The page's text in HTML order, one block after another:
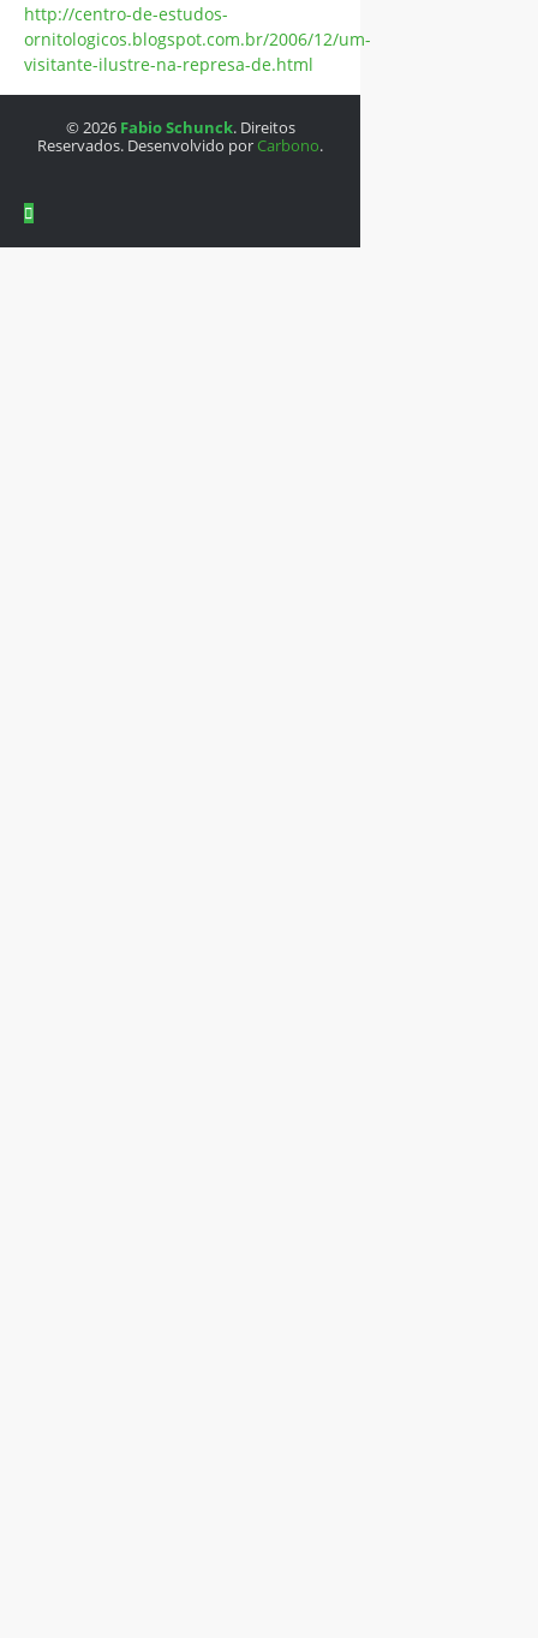
http://centro-de-estudos-
ornitologicos.blogspot.com.br/2006/12/um-
visitante-ilustre-na-represa-de.html
© 2026 Fabio Schunck. Direitos
Reservados. Desenvolvido por Carbono.